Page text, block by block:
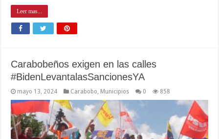
Leer mas...
Carabobeños exigen en las calles
#BidenLevantalasSancionesYA
mayo 13, 2024 Carabobo, Municipios 0 858